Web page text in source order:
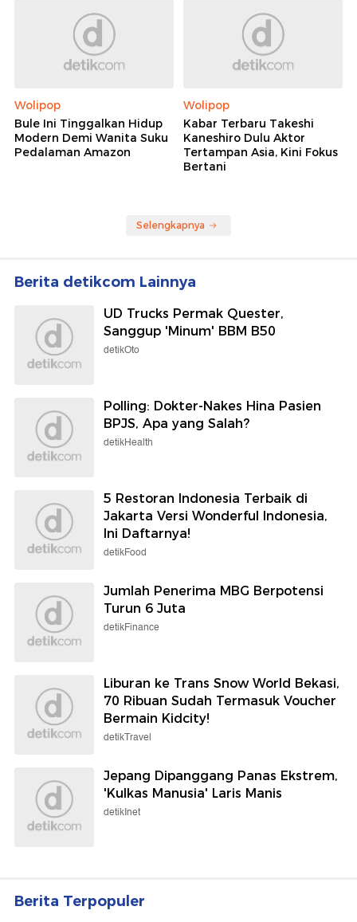
Wolipop
Bule Ini Tinggalkan Hidup
Modern Demi Wanita Suku
Pedalaman Amazon
Wolipop
Kabar Terbaru Takeshi
Kaneshiro Dulu Aktor
Tertampan Asia, Kini Fokus
Bertani
Selengkapnya
Berita detikcom Lainnya
UD Trucks Permak Quester,
Sanggup 'Minum' BBM B50
detikOto
Polling: Dokter-Nakes Hina Pasien
BPJS, Apa yang Salah?
detikHealth
5 Restoran Indonesia Terbaik di
Jakarta Versi Wonderful Indonesia,
Ini Daftarnya!
detikFood
Jumlah Penerima MBG Berpotensi
Turun 6 Juta
detikFinance
Liburan ke Trans Snow World Bekasi,
70 Ribuan Sudah Termasuk Voucher
Bermain Kidcity!
detikTravel
Jepang Dipanggang Panas Ekstrem,
'Kulkas Manusia' Laris Manis
detikInet
Berita Terpopuler